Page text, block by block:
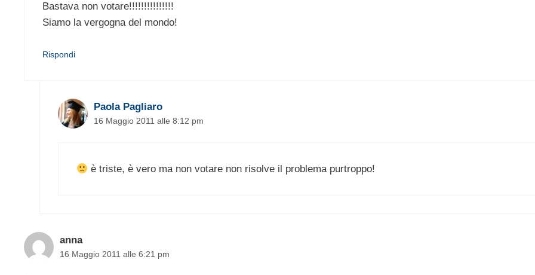
Bastava non votare!!!!!!!!!!!!!!!
Siamo la vergogna del mondo!
Rispondi
Paola Pagliaro
16 Maggio 2011 alle 8:12 pm
è triste, è vero ma non votare non risolve il problema purtroppo!
anna
16 Maggio 2011 alle 6:21 pm